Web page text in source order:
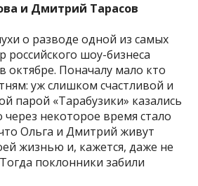
и Дмитрий Тарасов
о разводе одной из самых
российского шоу-бизнеса
октябре. Поначалу мало кто
уж слишком счастливой и
парой «Тарабузики» казались
через некоторое время стало
Ольга и Дмитрий живут
жизнью и, кажется, даже не
поклонники забили